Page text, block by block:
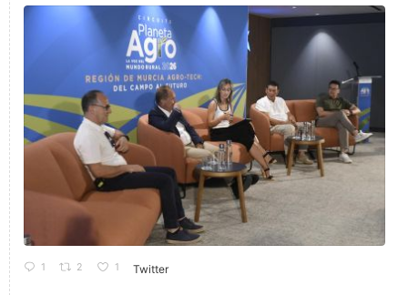
1 2 1 Twitter